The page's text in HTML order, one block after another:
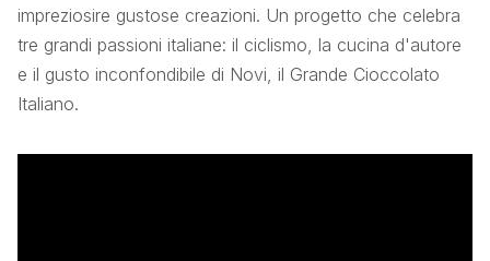
impreziosire gustose creazioni. Un progetto che celebra
tre grandi passioni italiane: il ciclismo, la cucina d'autore
e il gusto inconfondibile di Novi, il Grande Cioccolato
Italiano.